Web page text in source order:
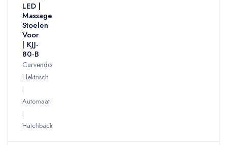
LED |
Massage
Stoelen
Voor
| KJJ-
80-B
Carvendo
Elektrisch
Automaat
Hatchback